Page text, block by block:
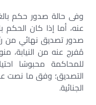
وفى حالة صدور حكم
عنه، أما إذا كان
صدور تصديق نهائي من
مُفرج عنه من النيابة،
للمحاكمة محبوسًا
الجنائية.